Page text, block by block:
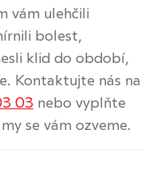
vám ulehčili
bolest,
klid do období,
Kontaktujte nás na
03 nebo vyplňte
se vám ozveme.